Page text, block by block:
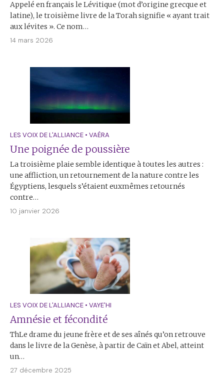
Appelé en français le Lévitique (mot d’origine grecque et
latine), le troisième livre de la Torah signifie « ayant trait
aux lévites ». Ce nom…
14 mars 2026
LES VOIX DE L'ALLIANCE • VAÉRA
Une poignée de poussière
La troisième plaie semble identique à toutes les autres :
une affliction, un retournement de la nature contre les
Égyptiens, lesquels s’étaient euxmêmes retournés
contre…
10 janvier 2026
LES VOIX DE L'ALLIANCE • VAYE'HI
Amnésie et fécondité
ThLe drame du jeune frère et de ses aînés qu’on retrouve
dans le livre de la Genèse, à partir de Caïn et Abel, atteint
un…
27 décembre 2025